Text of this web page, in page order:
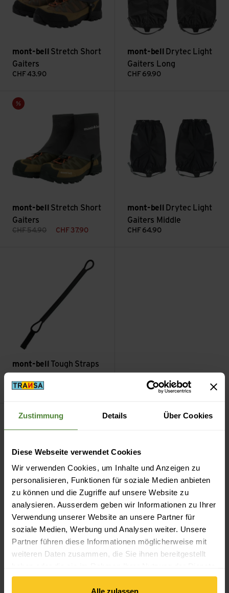
Zustimmung Details Über Cookies
Diese Webseite verwendet Cookies
Wir verwenden Cookies, um Inhalte und Anzeigen zu
personalisieren, Funktionen für soziale Medien anbieten
zu können und die Zugriffe auf unsere Website zu
analysieren. Ausserdem geben wir Informationen zu Ihrer
Verwendung unserer Website an unsere Partner für
soziale Medien, Werbung und Analysen weiter. Unsere
Partner führen diese Informationen möglicherweise mit
weiteren Daten zusammen, die Sie ihnen bereitgestellt
gesammelt haben.
Alle zulassen
mont-bell
Stretch Short
Gaiters
CHF 43.90
mont-bell
Drytec Light
Gaiters Long
CHF 69.90
Sale
mont-bell
Stretch Short
Gaiters
CHF54.90 CHF 37.90
Stretch Short Gaiters ansehen
mont-bell
Drytec Light
Gaiters Middle
CHF 64.90
mont-bell
Tough Straps
CHF3.90
Filter
Kostenloser Versand ab CHF 99
(Mit derTransaCardimmer kostenlos)